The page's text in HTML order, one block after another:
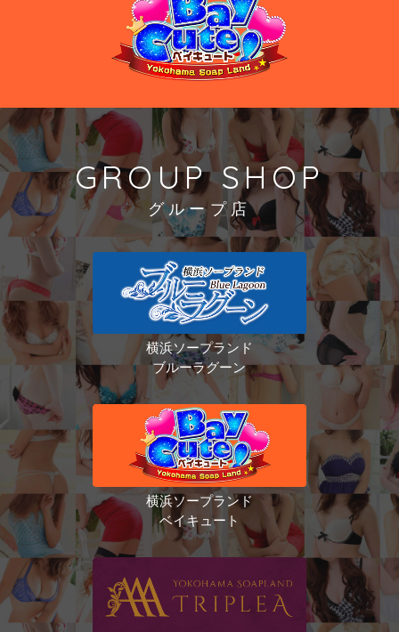
GROUP SHOP
グループ店
横浜ソープランド
ブルーラグーン
横浜ソープランド
ベイキュート